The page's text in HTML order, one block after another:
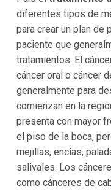
diferentes tipos de
para crear un plan de
paciente que
tratamientos. El
cáncer oral o cáncer
generalmente para
comienzan en la
presenta con mayor
el piso de la boca,
mejillas, encías,
salivales. Los
como cánceres de